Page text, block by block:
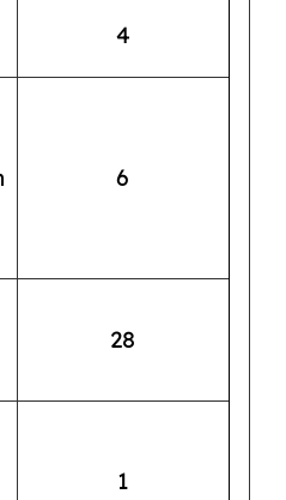
4
6
28
1